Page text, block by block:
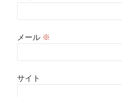
メール ※
サイト